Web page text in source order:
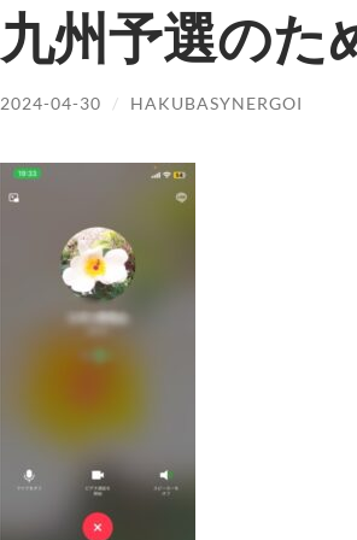
九州予選のた
2024-04-30 / HAKUBASYNERGOI